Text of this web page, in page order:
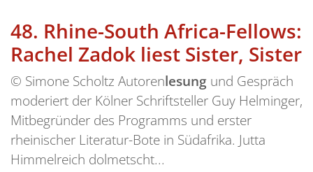
48. Rhine-South Africa-Fellows:
Rachel Zadok liest Sister, Sister
© Simone Scholtz Autorenlesung und Gespräch
moderiert der Kölner Schriftsteller Guy Helminger,
Mitbegründer des Programms und erster
rheinischer Literatur-Bote in Südafrika. Jutta
Himmelreich dolmetscht...